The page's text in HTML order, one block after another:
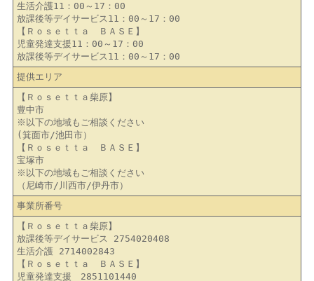
生活介護11：00～17：00
放課後等デイサービス11：00～17：00
【Ｒｏｓｅｔｔａ ＢＡＳＥ】
児童発達支援11：00～17：00
放課後等デイサービス11：00～17：00
提供エリア
【Ｒｏｓｅｔｔａ柴原】
豊中市
※以下の地域もご相談ください
(箕面市/池田市）
【Ｒｏｓｅｔｔａ ＢＡＳＥ】
宝塚市
※以下の地域もご相談ください
（尼崎市/川西市/伊丹市）
事業所番号
【Ｒｏｓｅｔｔａ柴原】
放課後等デイサービス 2754020408
生活介護 2714002843
【Ｒｏｓｅｔｔａ ＢＡＳＥ】
児童発達支援 2851101440